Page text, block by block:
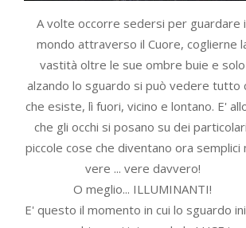
A volte occorre sedersi per guardare
mondo attraverso il Cuore, coglierne
vastità oltre le sue ombre buie e solo
alzando lo sguardo si può vedere tutto
che esiste, lì fuori, vicino e lontano. E'
che gli occhi si posano su dei
piccole cose che diventano ora semplici
vere ... vere davvero!
O meglio... ILLUMINANTI!
E' questo il momento in cui lo sguardo